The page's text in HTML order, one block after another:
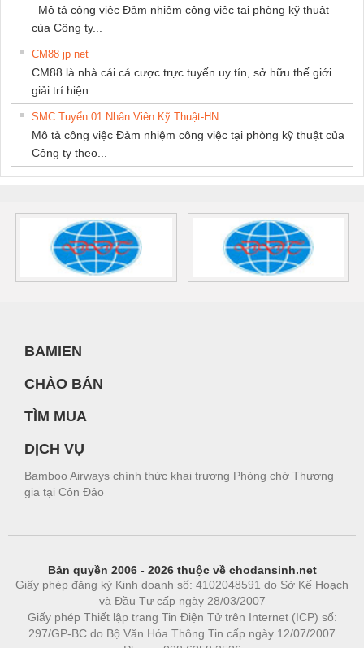
Mô tả công việc Đảm nhiệm công việc tại phòng kỹ thuật
của Công ty...
CM88 jp net
CM88 là nhà cái cá cược trực tuyến uy tín, sở hữu thế giới
giải trí hiện...
SMC Tuyển 01 Nhân Viên Kỹ Thuật-HN
Mô tả công việc Đảm nhiệm công việc tại phòng kỹ thuật của
Công ty theo...
BAMIEN
CHÀO BÁN
TÌM MUA
DỊCH VỤ
Bamboo Airways chính thức khai trương Phòng chờ Thương
gia tại Côn Đảo
Bản quyền 2006 - 2026 thuộc về chodansinh.net
Giấy phép đăng ký Kinh doanh số: 4102048591 do Sở Kế Hoạch
và Đầu Tư cấp ngày 28/03/2007
Giấy phép Thiết lập trang Tin Điện Tử trên Internet (ICP) số:
297/GP-BC do Bộ Văn Hóa Thông Tin cấp ngày 12/07/2007